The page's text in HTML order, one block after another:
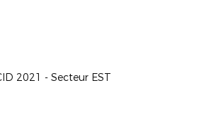
2021 - Secteur EST